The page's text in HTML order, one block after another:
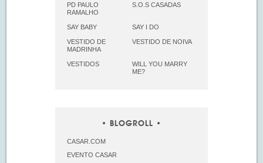
PD PAULO
RAMALHO
S.O.S CASADAS
SAY BABY SAY I DO
VESTIDO DE
MADRINHA
VESTIDO DE NOIVA
VESTIDOS
WILL YOU MARRY
ME?
BLOGROLL
CASAR.COM
EVENTO CASAR